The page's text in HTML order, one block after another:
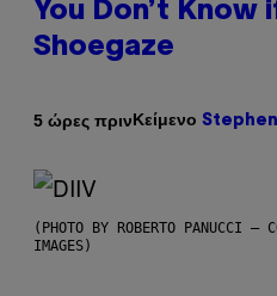
You Don’t Know
Shoegaze
5 ώρες πρινΚείμενο
(PHOTO BY ROBERTO PANUCCI –
IMAGES)